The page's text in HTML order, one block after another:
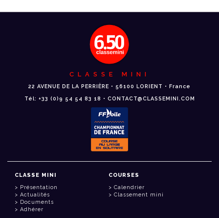
CLASSE MINI
22 AVENUE DE LA PERRIÈRE • 56100 LORIENT • France
Tél: +33 (0)9 54 54 83 18 • CONTACT@CLASSEMINI.COM
CLASSE MINI
Présentation
Actualités
Documents
Adhérer
COURSES
Calendrier
Classement mini